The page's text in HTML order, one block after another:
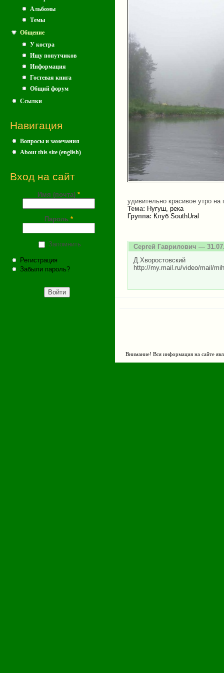
Альбомы
Темы
Общение
У костра
Ищу попутчиков
Информация
Гостевая книга
Общий форум
Ссылки
Навигация
Вопросы и замечания
About this site (english)
Вход на сайт
Имя (почта) *
Пароль *
Запомнить
Регистрация
Забыли пароль?
удивительно красивое утро на
Тема: Нугуш, река
Группа: Клуб SouthUral
Сергей Гаврилович —
http://my.mail.ru/video/mail/
Внимание! Вся информация на сайте